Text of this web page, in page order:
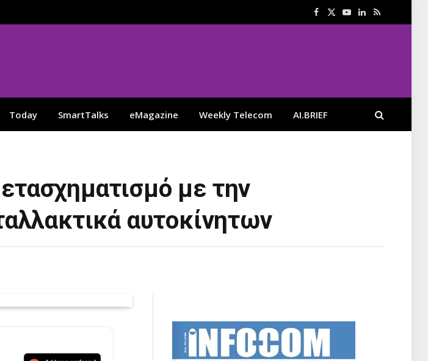
Facebook
X
YouTube
LinkedIn
RSS
Today SmartTalks eMagazine Weekly Telecom AI.BRIEF
με την
αυτοκίνητων